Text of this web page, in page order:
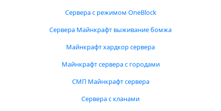
Сервера с режимом OneBlock
Сервера Майнкрафт выживание бомжа
Майнкрафт хардкор сервера
Майнкрафт сервера с городами
СМП Майнкрафт сервера
Сервера с кланами